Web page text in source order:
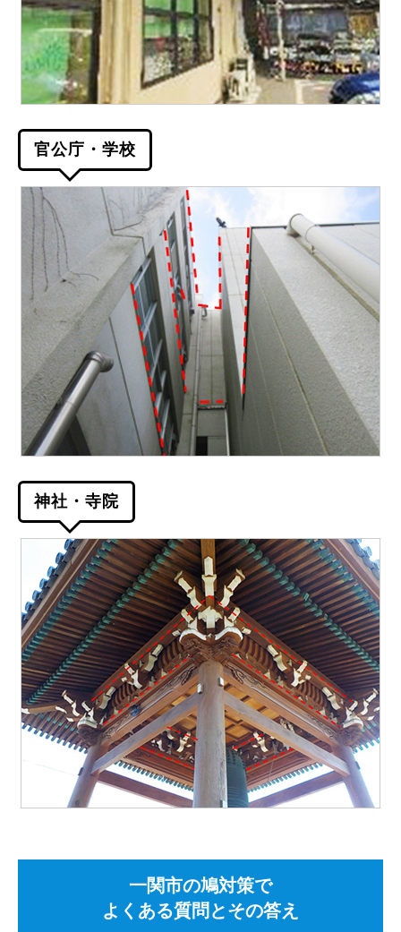
官公庁・学校
神社・寺院
一関市の鳩対策で
よくある質問とその答え